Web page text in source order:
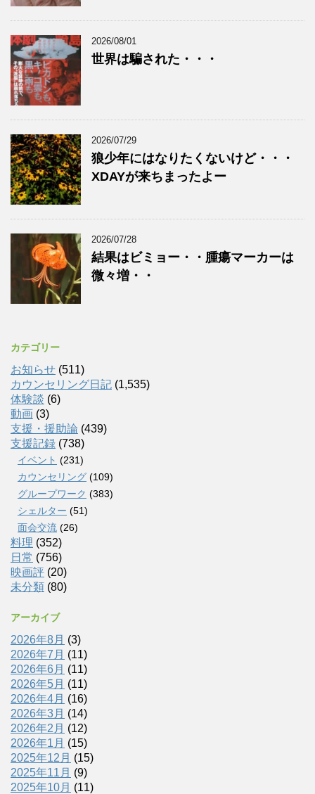
2026/08/01
世界は騙された・・・
2026/07/29
狼少年にはなりたくないけど・・・
XDAYが来ちまったよー
2026/07/28
結果はビミョー・・腫瘍マーカーは
微々増・・
カテゴリー
お知らせ (511)
カウンセリング日記 (1,535)
体験談 (6)
動画 (3)
支援・援助論 (439)
支援記録 (738)
イベント (231)
カウンセリング (109)
グループワーク (383)
シェルター (51)
面会交流 (26)
料理 (352)
日常 (756)
映画評 (20)
未分類 (80)
アーカイブ
2026年8月 (3)
2026年7月 (11)
2026年6月 (11)
2026年5月 (11)
2026年4月 (16)
2026年3月 (14)
2026年2月 (12)
2026年1月 (15)
2025年12月 (15)
2025年11月 (9)
2025年10月 (11)